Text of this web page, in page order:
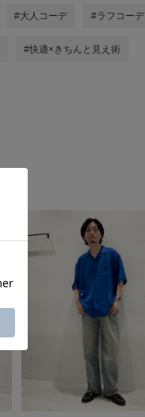
#大人コーデ #ラフコーデ
#快適×きちんと見え術